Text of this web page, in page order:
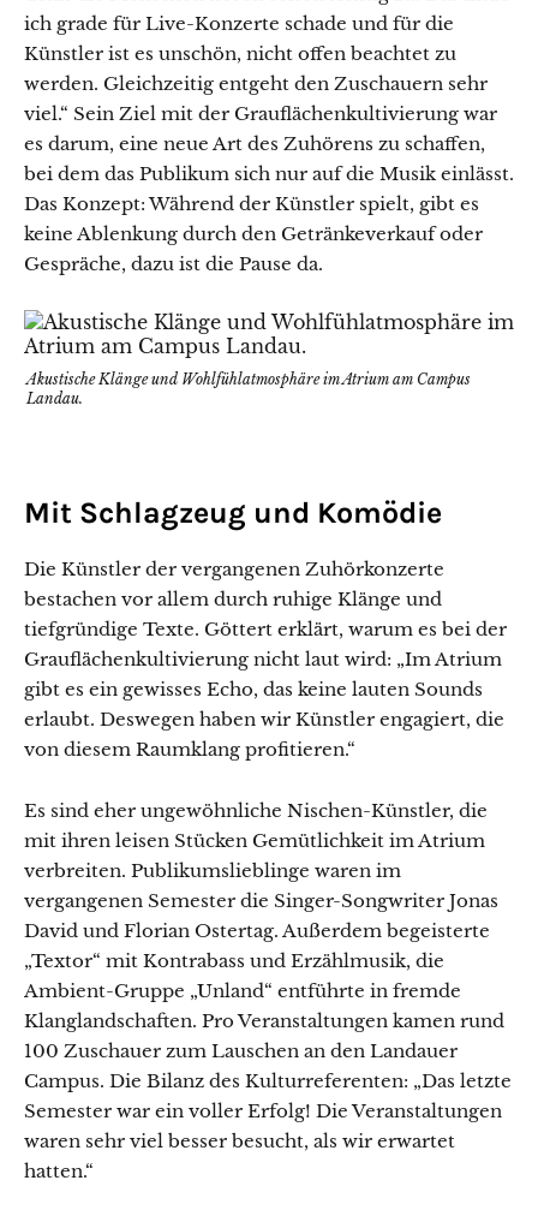
ich grade für Live-Konzerte schade und für die
Künstler ist es unschön, nicht offen beachtet zu
werden. Gleichzeitig entgeht den Zuschauern sehr
viel.“ Sein Ziel mit der Grauflächenkultivierung war
es darum, eine neue Art des Zuhörens zu schaffen,
bei dem das Publikum sich nur auf die Musik einlässt.
Das Konzept: Während der Künstler spielt, gibt es
keine Ablenkung durch den Getränkeverkauf oder
Gespräche, dazu ist die Pause da.
Akustische Klänge und Wohlfühlatmosphäre im Atrium am Campus
Landau.
Mit Schlagzeug und Komödie
Die Künstler der vergangenen Zuhörkonzerte
bestachen vor allem durch ruhige Klänge und
tiefgründige Texte. Göttert erklärt, warum es bei der
Grauflächenkultivierung nicht laut wird: „Im Atrium
gibt es ein gewisses Echo, das keine lauten Sounds
erlaubt. Deswegen haben wir Künstler engagiert, die
von diesem Raumklang profitieren.“
Es sind eher ungewöhnliche Nischen-Künstler, die
mit ihren leisen Stücken Gemütlichkeit im Atrium
verbreiten. Publikumslieblinge waren im
vergangenen Semester die Singer-Songwriter Jonas
David und Florian Ostertag. Außerdem begeisterte
„Textor“ mit Kontrabass und Erzählmusik, die
Ambient-Gruppe „Unland“ entführte in fremde
Klanglandschaften. Pro Veranstaltungen kamen rund
100 Zuschauer zum Lauschen an den Landauer
Campus. Die Bilanz des Kulturreferenten: „Das letzte
Semester war ein voller Erfolg! Die Veranstaltungen
waren sehr viel besser besucht, als wir erwartet
hatten.“